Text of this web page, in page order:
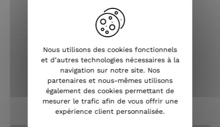
Aujourd'hui, le pantalon est un
classique de notre garde-robe. Unisexe
et intergénérationnel, ce vêtement
pour femme s’adapte à tous les styles
vestimentaires et peut être porté à
toutes les saisons. Pantalon slim, large,
droit, chino...
VOIR L'ARTICLE
Nous utilisons des cookies fonctionnels
et d’autres technologies nécessaires à la
navigation sur notre site. Nos
partenaires et nous-mêmes utilisons
également des cookies permettant de
mesurer le trafic afin de vous offrir une
expérience client personnalisée.